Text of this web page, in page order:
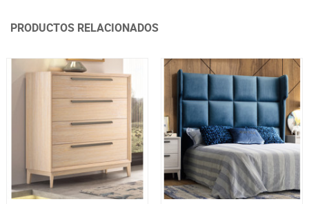
PRODUCTOS RELACIONADOS